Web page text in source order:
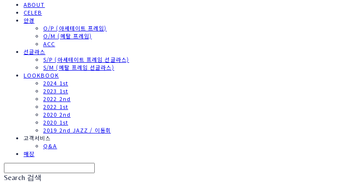
ABOUT
CELEB
안경
O/P (아세테이트 프레임)
O/M (메탈 프레임)
ACC
선글라스
S/P (아세테이트 프레임 선글라스)
S/M (메탈 프레임 선글라스)
LOOKBOOK
2024 1st
2023 1st
2022 2nd
2022 1st
2020 2nd
2020 1st
2019 2nd JAZZ / 이동휘
고객서비스
Q&A
매장
Search 검색